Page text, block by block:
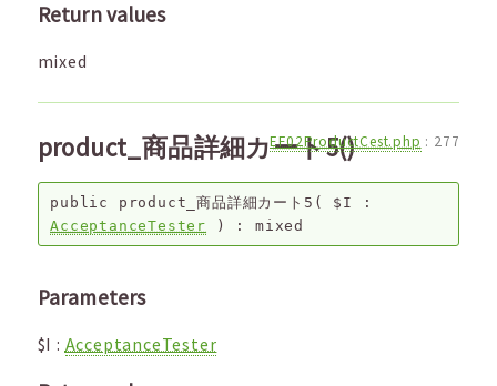
Return values
mixed
product_商品詳細カート5()
EF02ProductCest.php : 277
public product_商品詳細カート5 ( $I
:
AcceptanceTester
) :mixed
Parameters
$I : AcceptanceTester